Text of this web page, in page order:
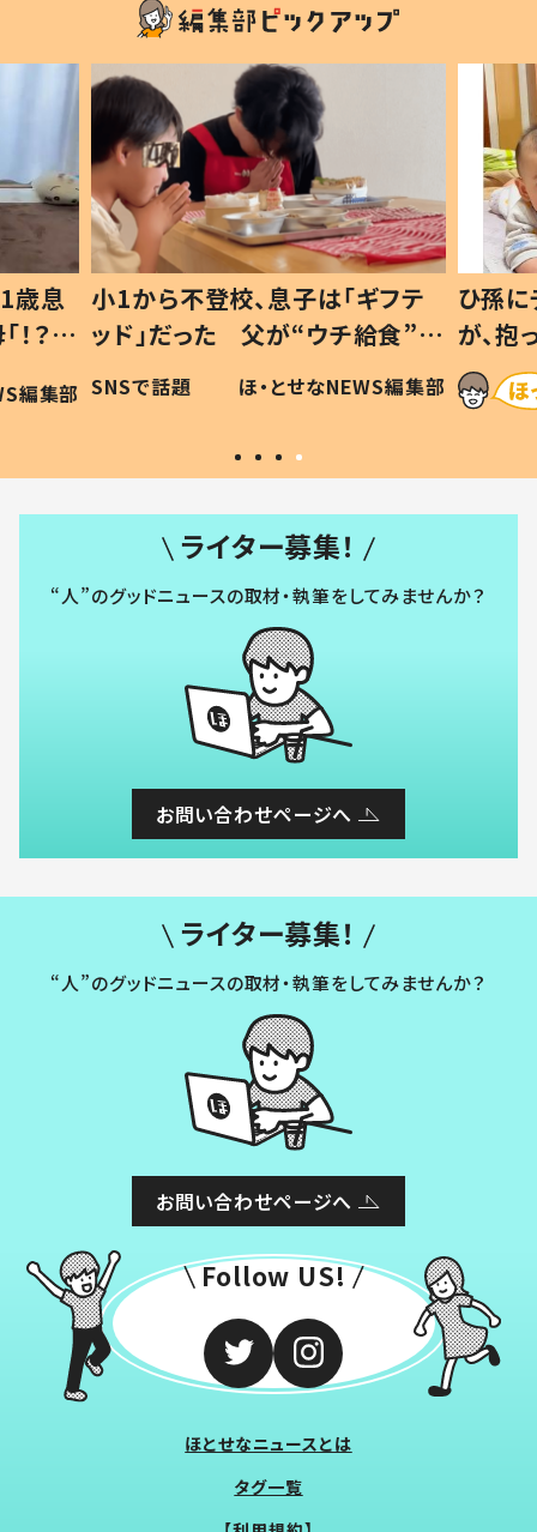
歳息
？」
編集部
小1から不登校、息子は「ギフテ
ッド」だった 父が“ウチ給食”を
作り続ける理由とは #令和の親
#令和の子
SNSで話題 ほ・とせなNEWS編集部
ひ孫
が、
「涙が
い」
ライター募集！
“人”のグッドニュースの取材・執筆をしてみませんか？
お問い合わせページへ
ライター募集！
“人”のグッドニュースの取材・執筆をしてみませんか？
お問い合わせページへ
Follow US!
ほとせなニュースとは
タグ一覧